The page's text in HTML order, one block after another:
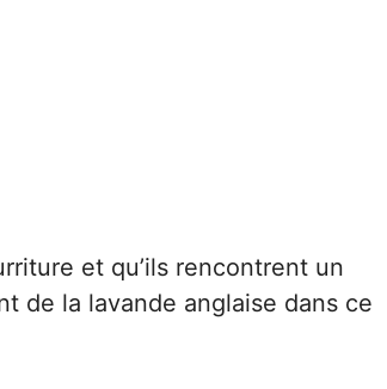
et qu’ils rencontrent un
de la lavande anglaise dans ce